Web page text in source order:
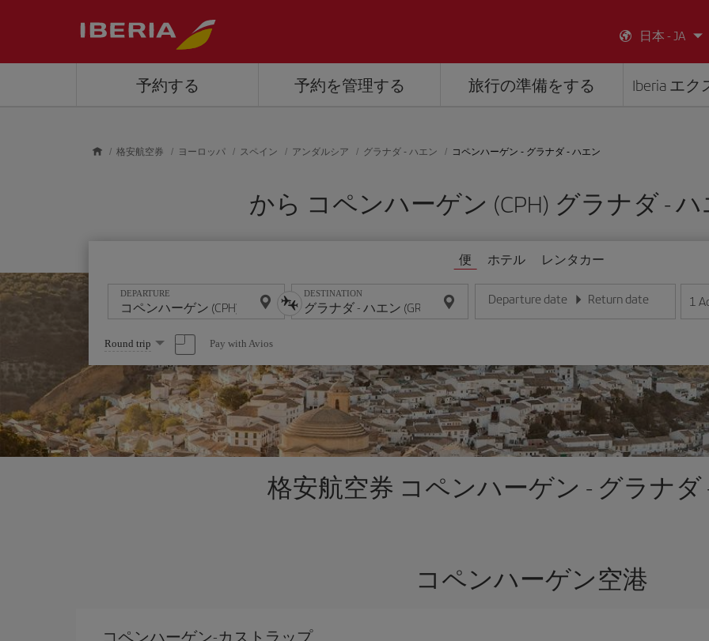
日本 - JA
予約する 予約を管理する 旅行の準備をする Iberia エ
格安航空券 ヨーロッパ スペイン アンダルシア グラナダ - ハエン コペンハーゲン - グラナダ - ハエン
から コペンハーゲン (CPH) グラナダ - ハ
便 ホテル レンタカー
DEPARTURE DESTINATION Departure date
日/月/年の形式で日付を入力してください
Return date
日/月/年の形式で日付を入力
1
Select
one
option
Round trip Pay with Avios
格安航空券 コペンハーゲン - グラナダ
コペンハーゲン空港
コペンハーゲン-カストラップ